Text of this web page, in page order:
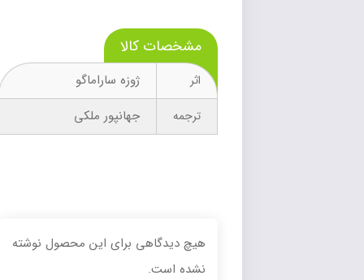
مشخصات کالا
ژوزه ساراماگو
جهانپور ملکی
هیچ دیدگاهی برای این محصول نوشته
نشده است.